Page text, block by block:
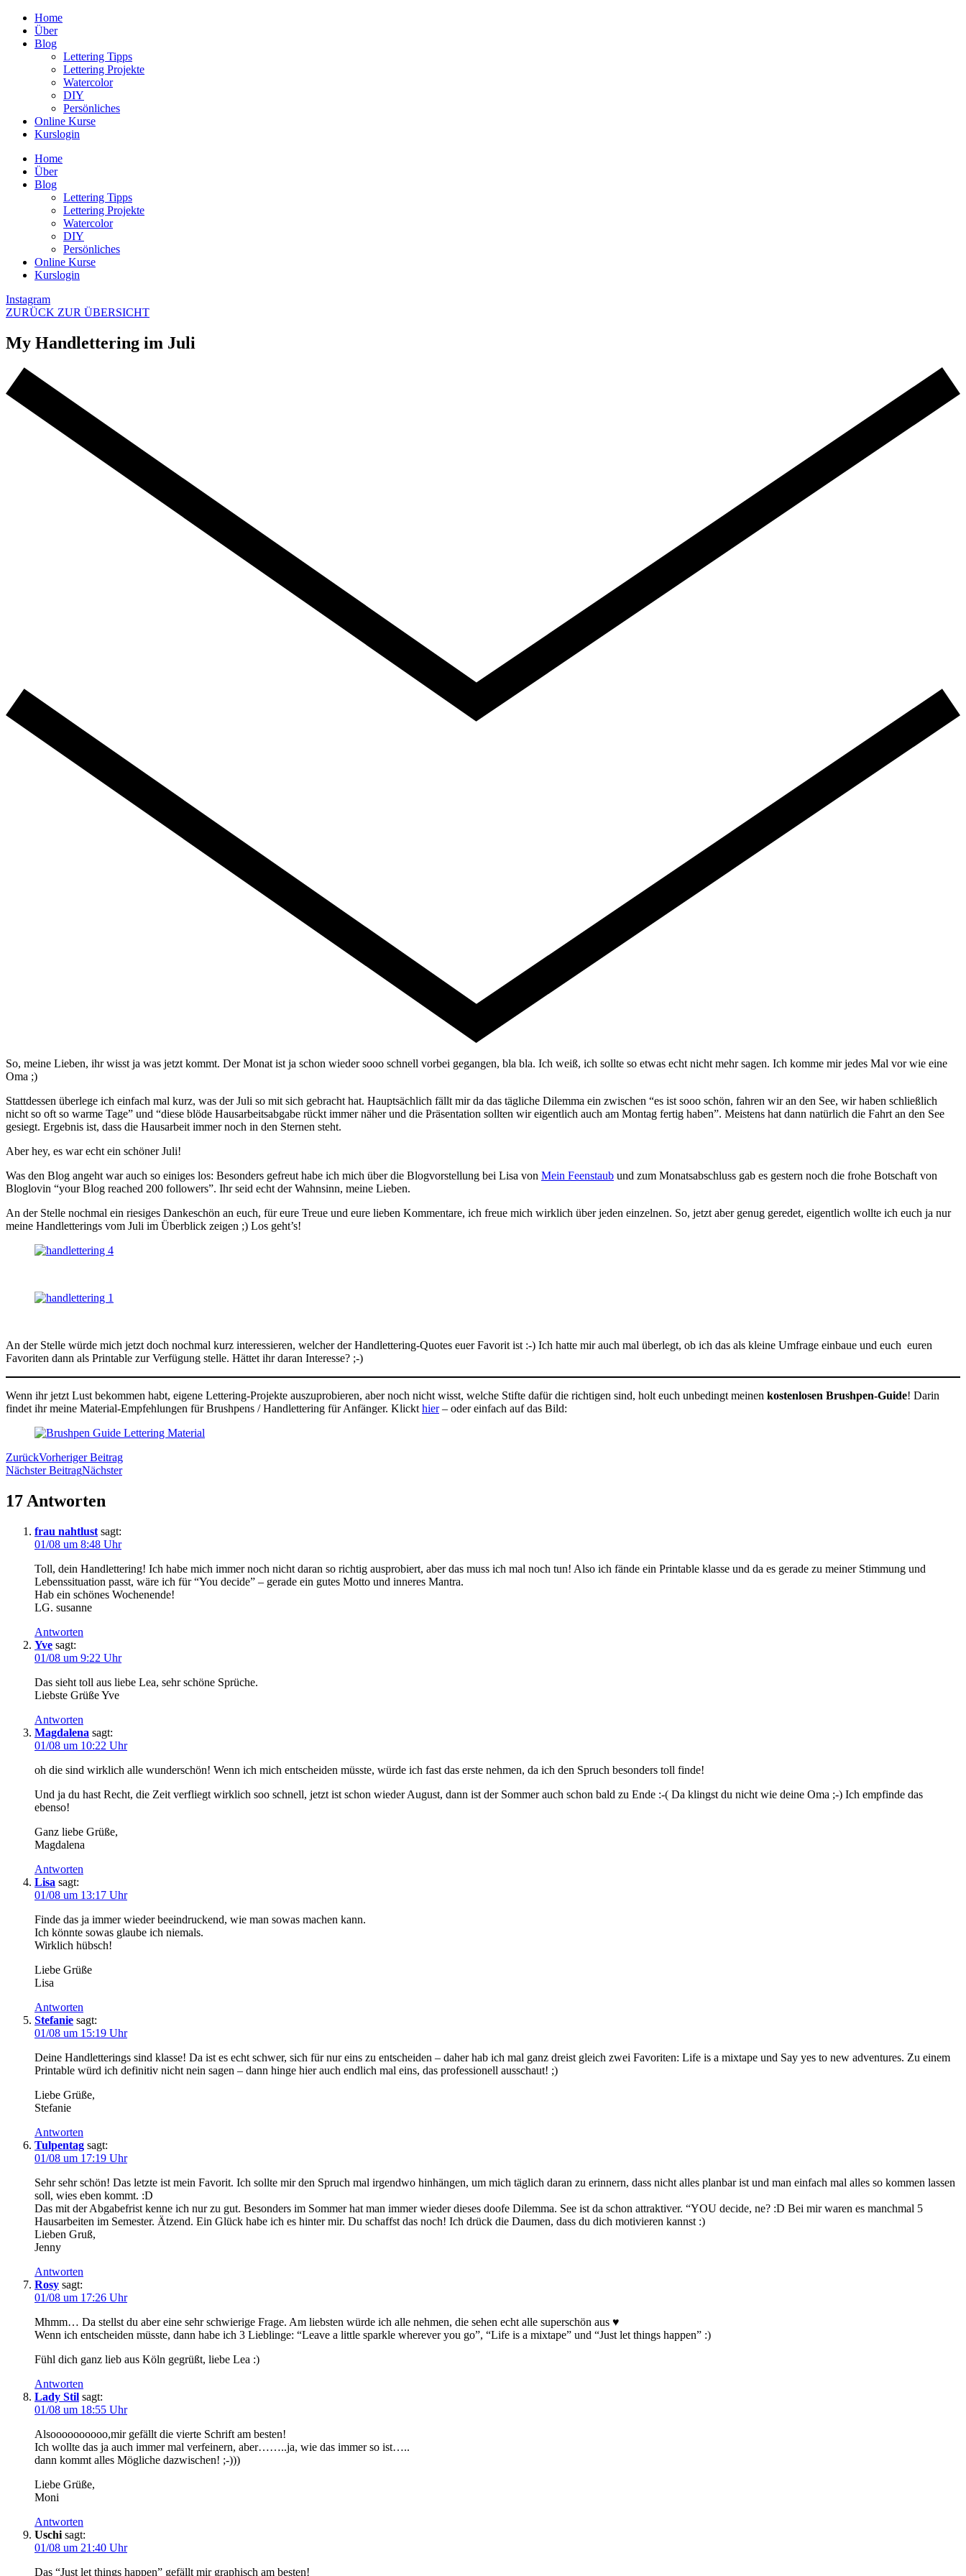
Zum
Inhalt
wechseln
Home
Über
Blog
Lettering Tipps
Lettering Projekte
Watercolor
DIY
Persönliches
Online Kurse
Kurslogin
Home
Über
Blog
Lettering Tipps
Lettering Projekte
Watercolor
DIY
Persönliches
Online Kurse
Kurslogin
Instagram
ZURÜCK ZUR ÜBERSICHT
My Handlettering im Juli
So, meine Lieben, ihr wisst ja was jetzt kommt. Der Monat ist ja schon wieder sooo schnell vorbei gegangen, bla bla. Ich weiß, ich sollte so etwas echt nicht mehr sagen. Ich komme mir jedes Mal vor wie eine
Oma ;)
Stattdessen überlege ich einfach mal kurz, was der Juli so mit sich gebracht hat. Hauptsächlich fällt mir da das tägliche Dilemma ein zwischen “es ist sooo schön, fahren wir an den See, wir haben schließlich
nicht so oft so warme Tage” und “diese blöde Hausarbeitsabgabe rückt immer näher und die Präsentation sollten wir eigentlich auch am Montag fertig haben”. Meistens hat dann natürlich die Fahrt an den See
gesiegt. Ergebnis ist, dass die Hausarbeit immer noch in den Sternen steht.
Aber hey, es war echt ein schöner Juli!
Was den Blog angeht war auch so einiges los: Besonders gefreut habe ich mich über die Blogvorstellung bei Lisa von Mein Feenstaub und zum Monatsabschluss gab es gestern noch die frohe Botschaft von
Bloglovin “your Blog reached 200 followers”. Ihr seid echt der Wahnsinn, meine Lieben.
An der Stelle nochmal ein riesiges Dankeschön an euch, für eure Treue und eure lieben Kommentare, ich freue mich wirklich über jeden einzelnen. So, jetzt aber genug geredet, eigentlich wollte ich euch ja nur
meine Handletterings vom Juli im Überblick zeigen ;) Los geht’s!
An der Stelle würde mich jetzt doch nochmal kurz interessieren, welcher der Handlettering-Quotes euer Favorit ist :-) Ich hatte mir auch mal überlegt, ob ich das als kleine Umfrage einbaue und euch euren
Favoriten dann als Printable zur Verfügung stelle. Hättet ihr daran Interesse? ;-)
Wenn ihr jetzt Lust bekommen habt, eigene Lettering-Projekte auszuprobieren, aber noch nicht wisst, welche Stifte dafür die richtigen sind, holt euch unbedingt meinen kostenlosen Brushpen-Guide! Darin
findet ihr meine Material-Empfehlungen für Brushpens / Handlettering für Anfänger. Klickt hier– oder einfach auf das Bild:
ZurückVorheriger Beitrag
Nächster BeitragNächster
17 Antworten
frau nahtlust sagt:
01/08 um 8:48 Uhr
Toll, dein Handlettering! Ich habe mich immer noch nicht daran so richtig ausprobiert, aber das muss ich mal noch tun! Also ich fände ein Printable klasse und da es gerade zu meiner Stimmung und
Lebenssituation passt, wäre ich für “You decide” – gerade ein gutes Motto und inneres Mantra.
Hab ein schönes Wochenende!
LG. susanne
Antworten
Yve sagt:
01/08 um 9:22 Uhr
Das sieht toll aus liebe Lea, sehr schöne Sprüche.
Liebste Grüße Yve
Antworten
Magdalena sagt:
01/08 um 10:22 Uhr
oh die sind wirklich alle wunderschön! Wenn ich mich entscheiden müsste, würde ich fast das erste nehmen, da ich den Spruch besonders toll finde!
Und ja du hast Recht, die Zeit verfliegt wirklich soo schnell, jetzt ist schon wieder August, dann ist der Sommer auch schon bald zu Ende :-( Da klingst du nicht wie deine Oma ;-) Ich empfinde das
ebenso!
Ganz liebe Grüße,
Magdalena
Antworten
Lisa sagt:
01/08 um 13:17 Uhr
Finde das ja immer wieder beeindruckend, wie man sowas machen kann.
Ich könnte sowas glaube ich niemals.
Wirklich hübsch!
Liebe Grüße
Lisa
Antworten
Stefanie sagt:
01/08 um 15:19 Uhr
Deine Handletterings sind klasse! Da ist es echt schwer, sich für nur eins zu entscheiden – daher hab ich mal ganz dreist gleich zwei Favoriten: Life is a mixtape und Say yes to new adventures. Zu einem
Printable würd ich definitiv nicht nein sagen – dann hinge hier auch endlich mal eins, das professionell ausschaut! ;)
Liebe Grüße,
Stefanie
Antworten
Tulpentag sagt:
01/08 um 17:19 Uhr
Sehr sehr schön! Das letzte ist mein Favorit. Ich sollte mir den Spruch mal irgendwo hinhängen, um mich täglich daran zu erinnern, dass nicht alles planbar ist und man einfach mal alles so kommen lassen
soll, wies eben kommt. :D
Das mit der Abgabefrist kenne ich nur zu gut. Besonders im Sommer hat man immer wieder dieses doofe Dilemma. See ist da schon attraktiver. “YOU decide, ne? :D Bei mir waren es manchmal 5
Hausarbeiten im Semester. Ätzend. Ein Glück habe ich es hinter mir. Du schaffst das noch! Ich drück die Daumen, dass du dich motivieren kannst :)
Lieben Gruß,
Jenny
Antworten
Rosy sagt:
01/08 um 17:26 Uhr
Mhmm… Da stellst du aber eine sehr schwierige Frage. Am liebsten würde ich alle nehmen, die sehen echt alle superschön aus ♥
Wenn ich entscheiden müsste, dann habe ich 3 Lieblinge: “Leave a little sparkle wherever you go”, “Life is a mixtape” und “Just let things happen” :)
Fühl dich ganz lieb aus Köln gegrüßt, liebe Lea :)
Antworten
Lady Stil sagt:
01/08 um 18:55 Uhr
Alsoooooooooo,mir gefällt die vierte Schrift am besten!
Ich wollte das ja auch immer mal verfeinern, aber……..ja, wie das immer so ist…..
dann kommt alles Mögliche dazwischen! ;-)))
Liebe Grüße,
Moni
Antworten
Uschi sagt:
01/08 um 21:40 Uhr
Das “Just let things happen” gefällt mir graphisch am besten!